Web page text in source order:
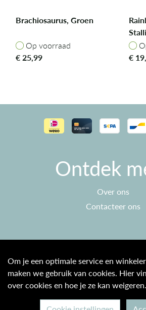
Brachiosaurus, Groen
Op voorraad
Op voorraad
€25,99
€
Ontdek
Over ons
Contacteer ons
Algemene
Privacy beleid
Om je een optimale service en
maken we gebruik van cookies. Hier
over cookies en hoe je ze kan weigeren.